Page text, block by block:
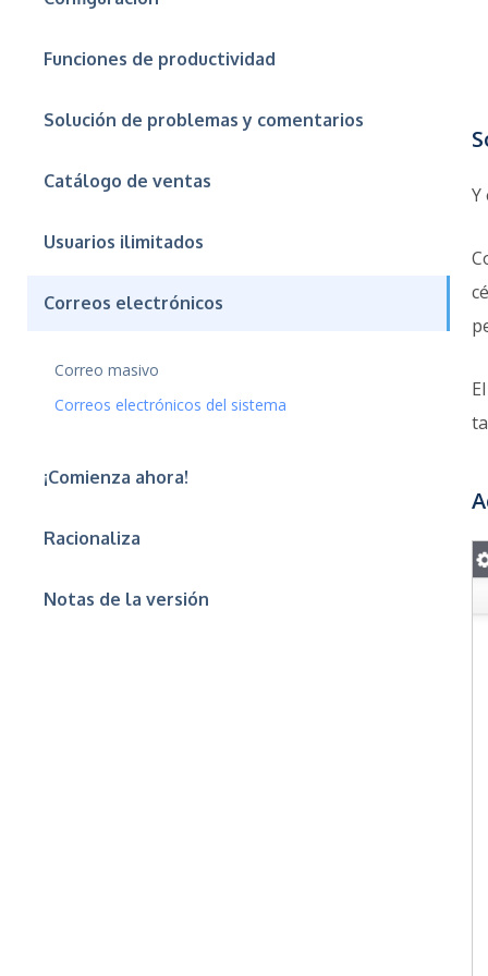
Funciones de productividad
Solución de problemas y comentarios
Catálogo de ventas
Usuarios ilimitados
Correos electrónicos
Correo masivo
Correos electrónicos del sistema
¡Comienza ahora!
Racionaliza
Notas de la versión
Y